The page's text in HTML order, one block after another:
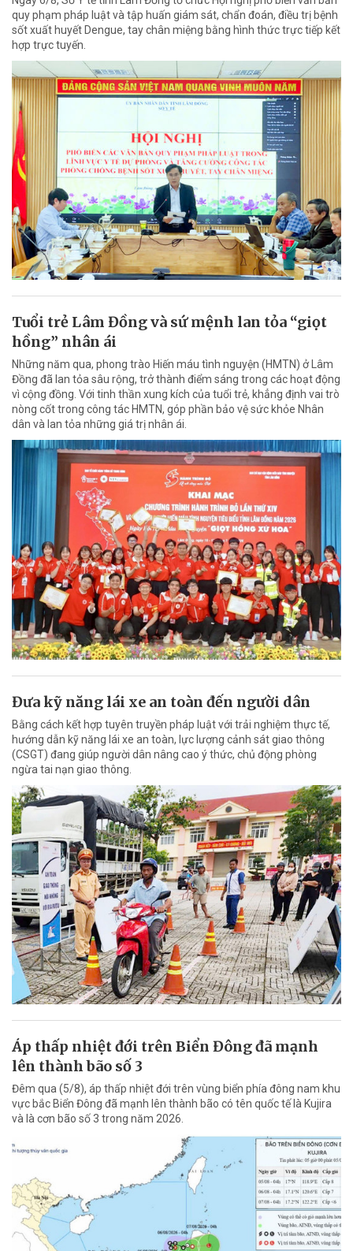
quy phạm pháp luật và tập huấn giám sát, chẩn đoán, điều trị bệnh
sốt xuất huyết Dengue, tay chân miệng bằng hình thức trực tiếp kết
hợp trực tuyến.
Tuổi trẻ Lâm Đồng và sứ mệnh lan tỏa “giọt
hồng” nhân ái
Những năm qua, phong trào Hiến máu tình nguyện (HMTN) ở Lâm
Đồng đã lan tỏa sâu rộng, trở thành điểm sáng trong các hoạt động
vì cộng đồng. Với tinh thần xung kích của tuổi trẻ, khẳng định vai trò
nòng cốt trong công tác HMTN, góp phần bảo vệ sức khỏe Nhân
dân và lan tỏa những giá trị nhân ái.
Đưa kỹ năng lái xe an toàn đến người dân
Bằng cách kết hợp tuyên truyền pháp luật với trải nghiệm thực tế,
hướng dẫn kỹ năng lái xe an toàn, lực lượng cảnh sát giao thông
(CSGT) đang giúp người dân nâng cao ý thức, chủ động phòng
ngừa tai nạn giao thông.
Áp thấp nhiệt đới trên Biển Đông đã mạnh
lên thành bão số 3
Đêm qua (5/8), áp thấp nhiệt đới trên vùng biển phía đông nam khu
vực bắc Biển Đông đã mạnh lên thành bão có tên quốc tế là Kujira
và là cơn bão số 3 trong năm 2026.